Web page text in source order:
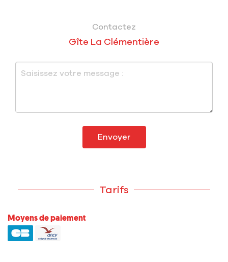
Contactez
Gîte La Clémentière
Envoyer
Tarifs
Moyens de paiement